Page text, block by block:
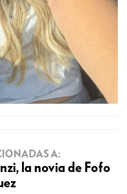
A:
la novia de Fofo